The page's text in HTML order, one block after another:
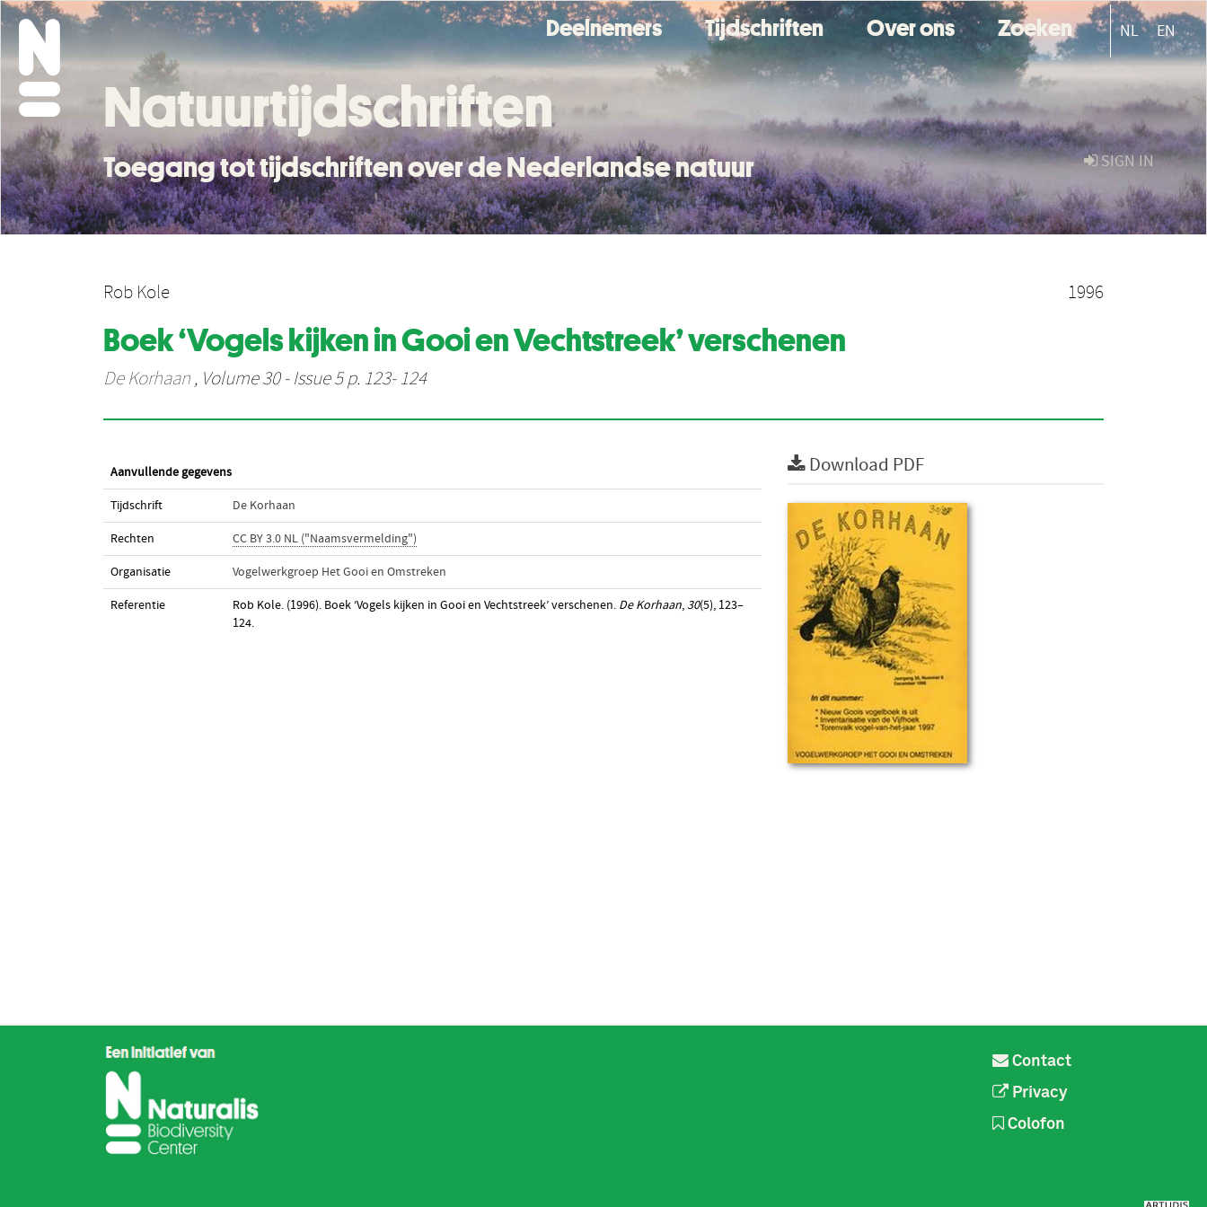
Deelnemers Tijdschriften Over ons Zoeken NL EN
SIGN IN
Natuurtijdschriften
Toegang tot tijdschriften over de Nederlandse natuur
Rob Kole 1996
Boek ‘Vogels kijken in Gooi en Vechtstreek’ verschenen
De Korhaan, Volume 30 - Issue 5 p. 123- 124
Aanvullende gegevens
Tijdschrift De Korhaan
Rechten CC BY 3.0 NL ("Naamsvermelding")
Organisatie Vogelwerkgroep Het Gooi en Omstreken
Referentie Rob Kole. (1996). Boek ‘Vogels kijken in Gooi en Vechtstreek’ verschenen. De Korhaan, 30(5), 123–
124.
Download PDF
Contact
Privacy
Colofon